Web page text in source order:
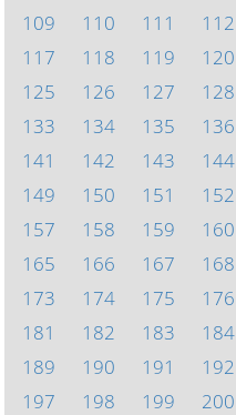
109
110 111 112
117
118 119 120
125
126 127 128
133
134 135 136
141
142 143 144
149
150 151 152
157
158 159 160
165
166 167 168
173
174 175 176
181
182 183 184
189
190 191 192
197
198 199 200